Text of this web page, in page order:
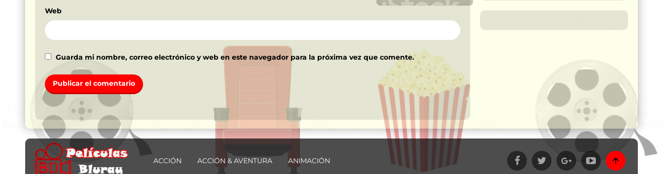
Web
Guarda mi nombre, correo electrónico y web en este navegador para la próxima vez que comente.
ACCIÓN ACCIÓN & AVENTURA ANIMACIÓN